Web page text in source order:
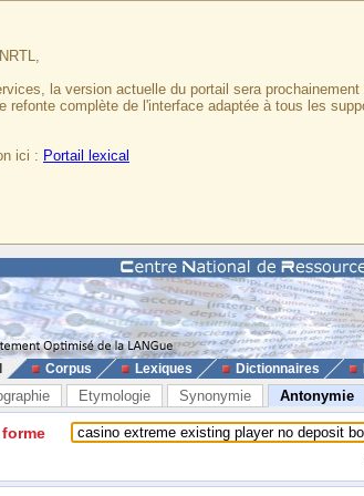
la version actuelle du portail sera
refonte complète de l'interface adaptée à tous les
ici : Portail lexical
Corpus Lexiques Dictionnaires
Etymologie Synonymie Antonymie